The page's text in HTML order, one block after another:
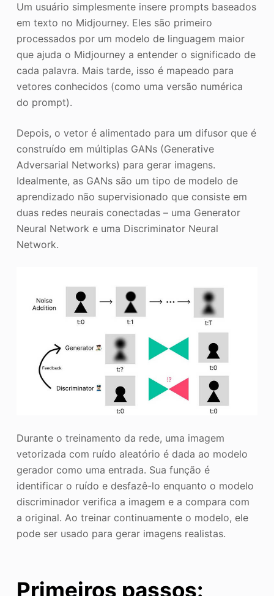
Um usuário simplesmente insere prompts baseados
em texto no Midjourney. Eles são primeiro
processados por um modelo de linguagem maior
que ajuda o Midjourney a entender o significado de
cada palavra. Mais tarde, isso é mapeado para
vetores conhecidos (como uma versão numérica
do prompt).
Depois, o vetor é alimentado para um difusor que é
construído em múltiplas GANs (Generative
Adversarial Networks) para gerar imagens.
Idealmente, as GANs são um tipo de modelo de
aprendizado não supervisionado que consiste em
duas redes neurais conectadas – uma Generator
Neural Network e uma Discriminator Neural
Network.
Durante o treinamento da rede, uma imagem
vetorizada com ruído aleatório é dada ao modelo
gerador como uma entrada. Sua função é
identificar o ruído e desfazê-lo enquanto o modelo
discriminador verifica a imagem e a compara com
a original. Ao treinar continuamente o modelo, ele
pode ser usado para gerar imagens realistas.
Primeiros passos: